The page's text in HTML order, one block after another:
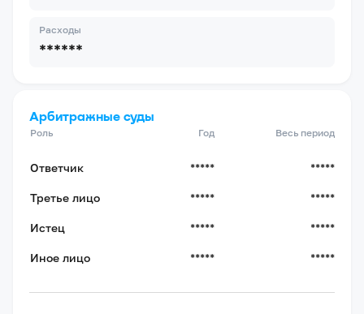
Расходы
******
Арбитражные суды
Роль Год Весь период
Ответчик ***** *****
Третье лицо ***** *****
Истец ***** *****
Иное лицо ***** *****